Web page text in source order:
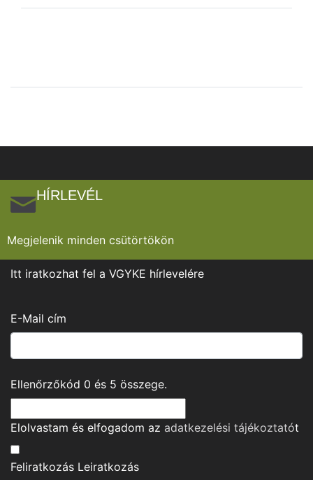
HÍRLEVÉL
Megjelenik minden csütörtökön
Itt iratkozhat fel a VGYKE hírlevelére
E-Mail cím
Ellenőrzőkód 0 és 5 összege.
Elolvastam és elfogadom az adatkezelési tájékoztatót
Feliratkozás Leiratkozás